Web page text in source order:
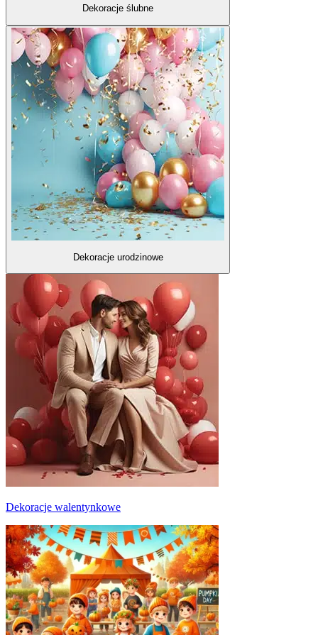
Dekoracje ślubne
Dekoracje urodzinowe
Dekoracje walentynkowe